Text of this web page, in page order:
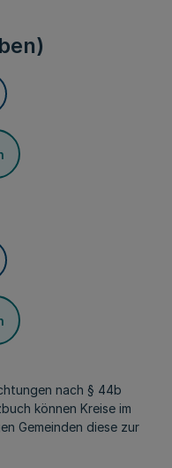
nach § 44b
können Kreise im
Gemeinden diese zur